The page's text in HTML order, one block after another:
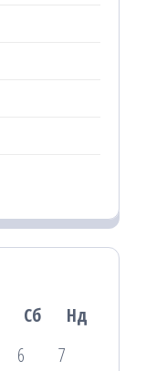
Сб
Нд
6
7